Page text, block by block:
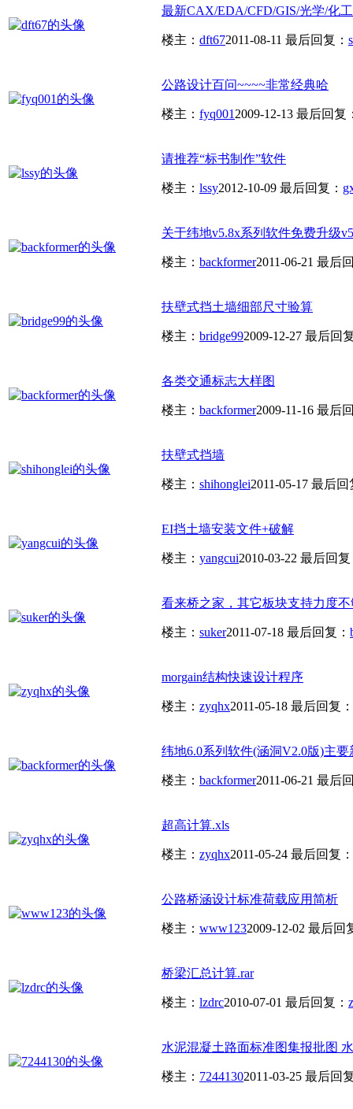
最新CAX/EDA/CFD/GIS/光学/化
楼主： dft672011-08-11 最后回复：
公路设计百问~~~~非常经典哈
楼主： fyq001 2009-12-13 最后回复
请推荐“标书制作”软件
楼主： lssy2012-10-09 最后回复：
关于纬地v5.8x系列软件免费升级
楼主： backformer2011-06-21 最后
扶壁式挡土墙细部尺寸验算
楼主： bridge992009-12-27 最后回
各类交通标志大样图
楼主： backformer2009-11-16 最后
扶壁式挡墙
楼主： shihonglei2011-05-17 最后回
EI挡土墙安装文件+破解
楼主： yangcui2010-03-22 最后回复
看来桥之家，其它板块支持力度
楼主： suker2011-07-18 最后回复：
morgain结构快速设计程序
楼主： zyqhx2011-05-18 最后回复：
纬地6.0系列软件(涵洞V2.0版)主
楼主： backformer2011-06-21 最后
超高计算.xls
楼主： zyqhx2011-05-24 最后回复：
公路桥涵设计标准荷载应用简析
楼主： www1232009-12-02 最后回
桥梁汇总计算.rar
楼主： lzdrc2010-07-01 最后回复：
水泥混凝土路面标准图集报批图
楼主： 72441302011-03-25 最后回